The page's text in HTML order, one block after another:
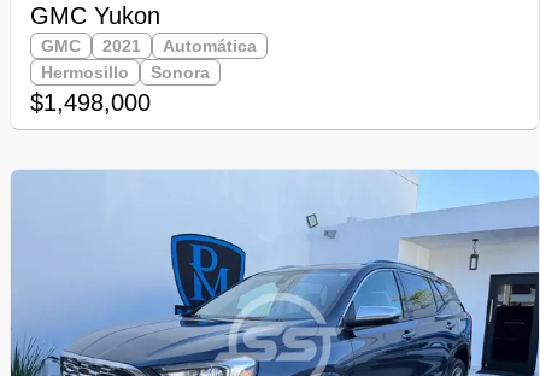
GMC Yukon
GMC 2021
Automática
Hermosillo
Sonora
$1,498,000